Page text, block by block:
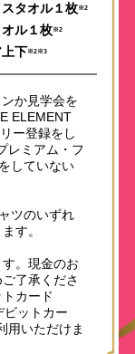
タオル１枚※2
ル１枚※2
下※2※3
か見学会を
ELEMENT
ー登録をし
レミアム・フ
していない
ツのいずれ
す。
。現金のお
了承くださ
カード
ビットカー
用いただけま